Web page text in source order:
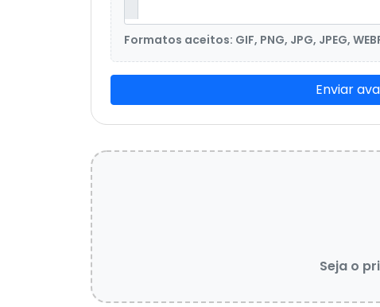
Formatos aceitos: GIF, PNG, JPG, JPEG,
Enviar
Seja o